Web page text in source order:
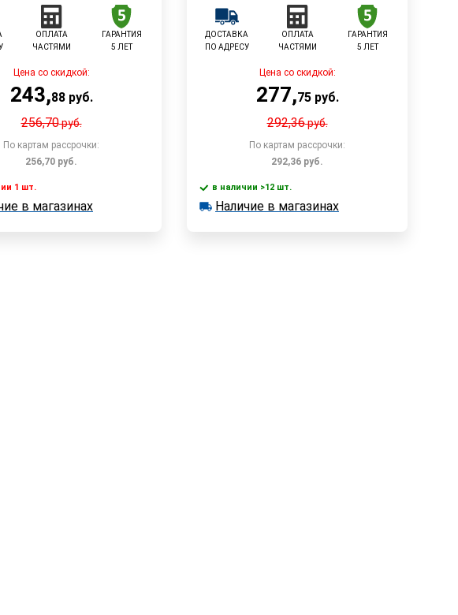
ОПЛАТА
ЧАСТЯМИ
ГАРАНТИЯ
5 ЛЕТ
Цена со скидкой:
243,88руб.
256,70руб.
По картам рассрочки:
256,70 руб.
В корзину
1 шт.
1 шт.
в магазинах
ДОСТАВКА
ПО АДРЕСУ
ОПЛАТА
ЧАСТЯМИ
ГАРАНТИЯ
5 ЛЕТ
Цена со скидкой:
277,75руб.
292,36руб.
По картам рассрочки:
292,36 руб.
В корзину
в наличии >12 шт.
в наличии >12 шт.
Наличие в магазинах